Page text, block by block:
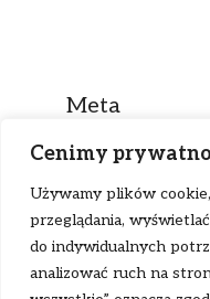
Cenimy
Używamy plików
przeglądania,
do indywidualnych
analizować ruch na
Meta
Zaloguj się
Kanał wpisów
Kanał
WordPress.org
ℹ W ramach tej
Korzystanie z niej